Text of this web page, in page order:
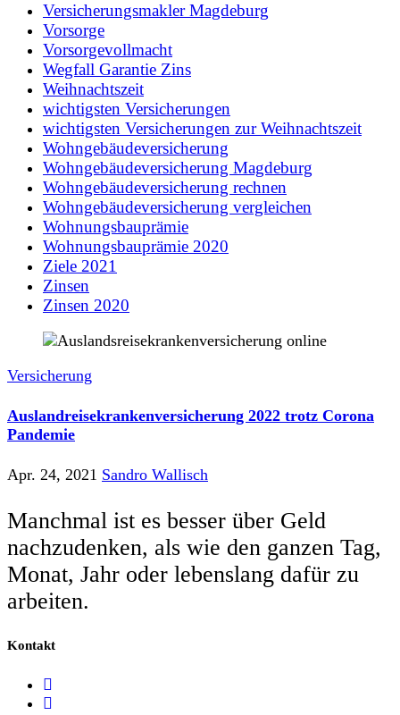
Versicherungsmakler Magdeburg
Vorsorge
Vorsorgevollmacht
Wegfall Garantie Zins
Weihnachtszeit
wichtigsten Versicherungen
wichtigsten Versicherungen zur Weihnachtszeit
Wohngebäudeversicherung
Wohngebäudeversicherung Magdeburg
Wohngebäudeversicherung rechnen
Wohngebäudeversicherung vergleichen
Wohnungsbauprämie
Wohnungsbauprämie 2020
Ziele 2021
Zinsen
Zinsen 2020
Versicherung
Auslandreisekrankenversicherung 2022 trotz Corona
Pandemie
Apr. 24, 2021 Sandro Wallisch
Manchmal ist es besser über Geld
nachzudenken, als wie den ganzen Tag,
Monat, Jahr oder lebenslang dafür zu
arbeiten.
Kontakt